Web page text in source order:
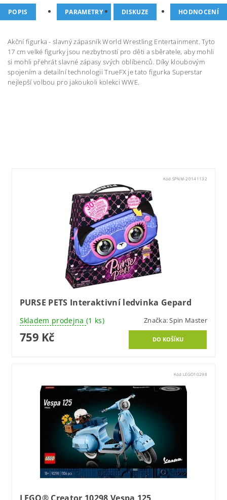
POPIS PARAMETRY DISKUZE HODNOCENÍ
Akční figurka - slavný zápasník World Wrestling Entertainment. Tyto
17 cm velké figurky jsou nezbytností pro děti a sběratele, aby mohli
si mohli přehrát slavné zápasy svých oblíbenců. Díky kloubovým
spojením a detailní technologii TrueFX je tato figurka Superstar
nejlepší volbou pro jakoukoli kolekci WWE.
Kód: SPNM-20141132
PURSE PETS Interaktivní ledvinka Gepard
Skladem prodejna (1 ks) Značka:Spin Master
759 Kč
Kód:LEGO10298